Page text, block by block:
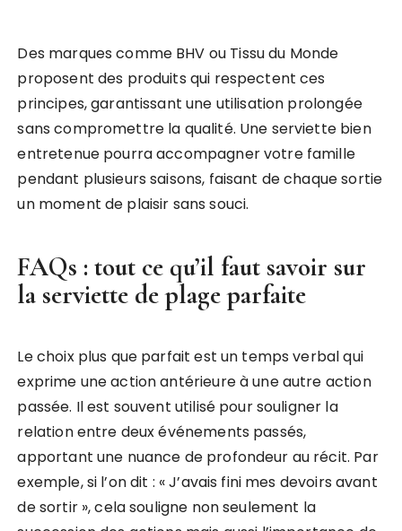
Des marques comme BHV ou Tissu du Monde
proposent des produits qui respectent ces
principes, garantissant une utilisation prolongée
sans compromettre la qualité. Une serviette bien
entretenue pourra accompagner votre famille
pendant plusieurs saisons, faisant de chaque sortie
un moment de plaisir sans souci.
FAQs : tout ce qu’il faut savoir sur
la serviette de plage parfaite
Le choix plus que parfait est un temps verbal qui
exprime une action antérieure à une autre action
passée. Il est souvent utilisé pour souligner la
relation entre deux événements passés,
apportant une nuance de profondeur au récit. Par
exemple, si l’on dit : « J’avais fini mes devoirs avant
de sortir », cela souligne non seulement la